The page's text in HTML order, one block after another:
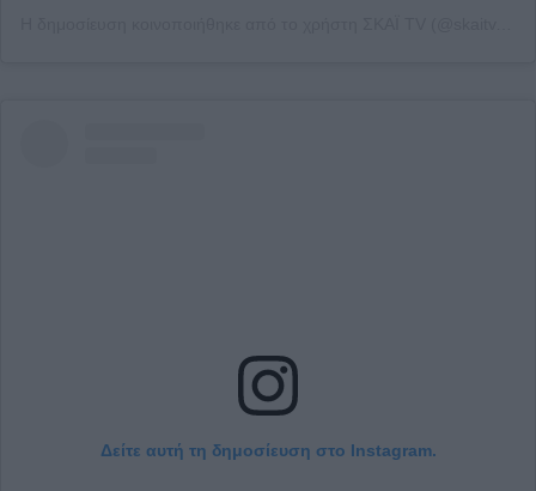
Δείτε αυτή τη δημοσίευση στο Instagram.